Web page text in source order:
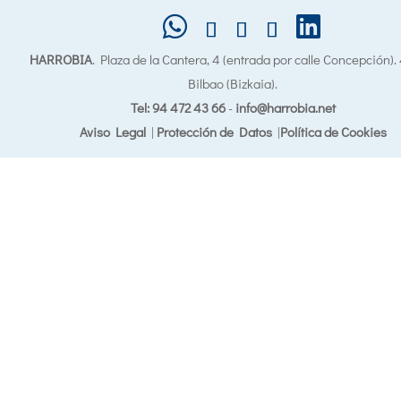
HARROBIA. Plaza de la Cantera, 4 (entrada por calle
Bilbao (Bizkaia).
Tel: 94 472 43 66- info@harrobia.net
Aviso Legal| Protección de Datos|Política de Cookies